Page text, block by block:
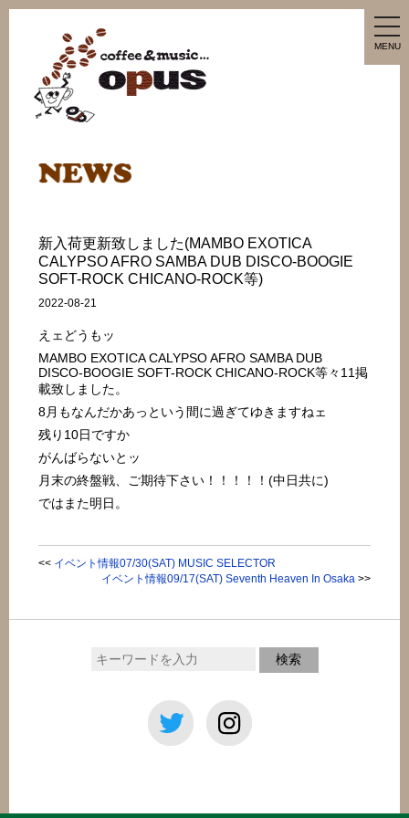
MENU
新入荷更新致しました(MAMBO EXOTICA
CALYPSO AFRO SAMBA DUB DISCO-BOOGIE
SOFT-ROCK CHICANO-ROCK等)
2022-08-21
えェどうもッ
MAMBO EXOTICA CALYPSO AFRO SAMBA DUB
DISCO-BOOGIE SOFT-ROCK CHICANO-ROCK等々11掲
載致しました。
8月もなんだかあっという間に過ぎてゆきますねェ
残り10日ですか
がんばらないとッ
月末の終盤戦、ご期待下さい！！！！！(中日共に)
ではまた明日。
<< イベント情報07/30(SAT) MUSIC SELECTOR
イベント情報09/17(SAT) Seventh Heaven In Osaka>>